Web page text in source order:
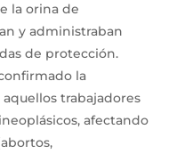
la orina de
y administraban
de protección.
la
trabajadores
afectando